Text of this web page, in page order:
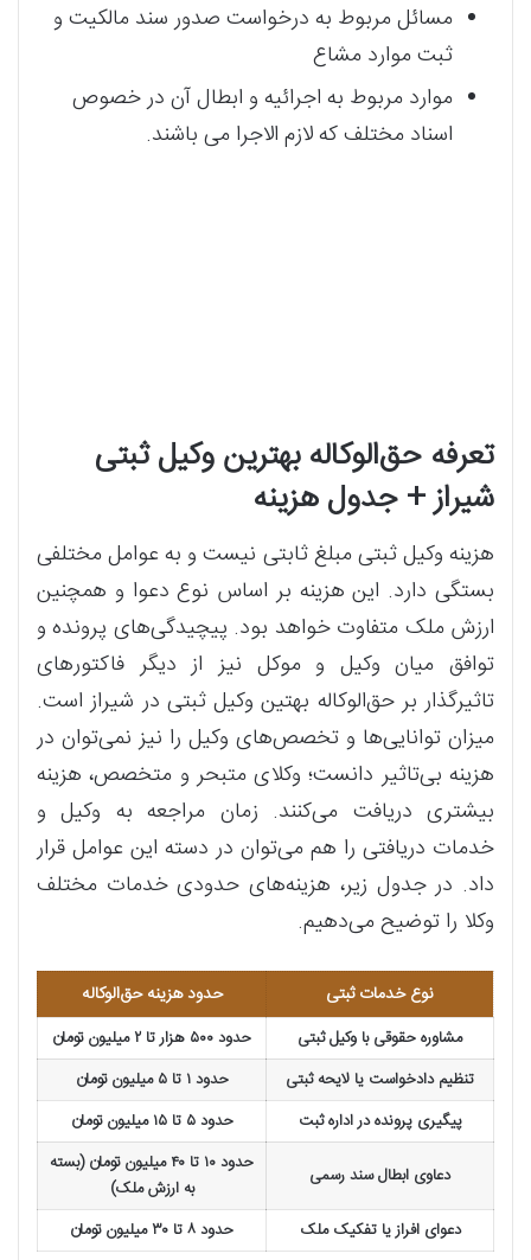
مسائل مربوط به درخواست صدور سند مالکیت و
ثبت موارد مشاع
موارد مربوط به اجرائیه و ابطال آن در خصوص
اسناد مختلف که لازم الاجرا می باشند.
تعرفه حق‌الوکاله بهترین وکیل ثبتی
شیراز + جدول هزینه
هزینه وکیل ثبتی مبلغ ثابتی نیست و به عوامل مختلفی
بستگی دارد. این هزینه بر اساس نوع دعوا و همچنین
ارزش ملک متفاوت خواهد بود. پیچیدگی‌های پرونده و
توافق میان وکیل و موکل نیز از دیگر فاکتورهای
تاثیرگذار بر حق‌الوکاله بهتین وکیل ثبتی در شیراز است.
میزان توانایی‌ها و تخصص‌های وکیل را نیز نمی‌توان در
هزینه بی‌تاثیر دانست؛ وکلای متبحر و متخصص، هزینه
بیشتری دریافت می‌کنند. زمان مراجعه به وکیل و
خدمات دریافتی را هم می‌توان در دسته این عوامل قرار
داد. در جدول زیر، هزینه‌های حدودی خدمات مختلف
وکلا را توضیح می‌دهیم.
نوع خدمات ثبتی حدود هزینه حق‌الوکاله
مشاوره حقوقی با وکیل ثبتی
حدود ۵۰۰ هزار تا ۲ میلیون تومان
تنظیم دادخواست یا لایحه ثبتی
حدود ۱ تا ۵ میلیون تومان
پیگیری پرونده در اداره ثبت
حدود ۵ تا ۱۵ میلیون تومان
دعاوی ابطال سند رسمی
حدود ۱۰ تا ۴۰ میلیون تومان (بسته
به ارزش ملک)
دعوای افراز یا تفکیک ملک
حدود ۸ تا ۳۰ میلیون تومان